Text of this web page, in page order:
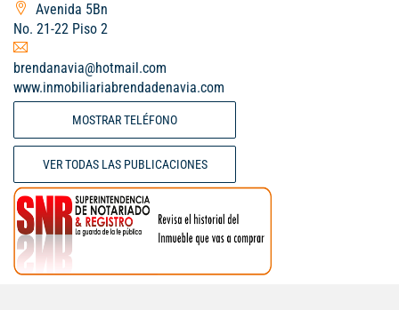
Avenida 5Bn
No. 21-22 Piso 2
brendanavia@hotmail.com
www.inmobiliariabrendadenavia.com
MOSTRAR TELÉFONO
VER TODAS LAS PUBLICACIONES